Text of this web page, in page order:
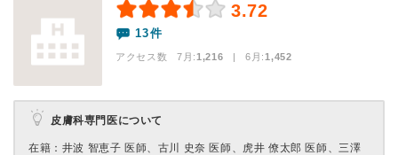
3.72
13件
アクセス数 7月:1,216 | 6月:1,452
皮膚科専門医について
在籍：井波 智恵子 医師、古川 史奈 医師、虎井 僚太郎 医師、三澤